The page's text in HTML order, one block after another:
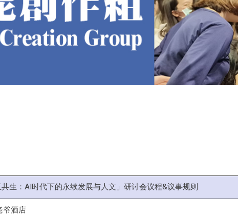
生：AI时代下的永续发展与人文」研讨会议程&议事规则
爷酒店